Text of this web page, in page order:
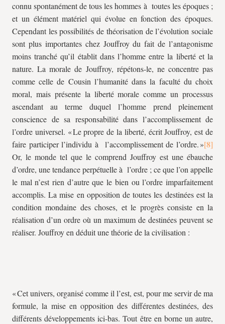
connu spontanément de tous les hommes à toutes les époques ;
et un élément matériel qui évolue en fonction des époques.
Cependant les possibilités de théorisation de l’évolution sociale
sont plus importantes chez Jouffroy du fait de l’antagonisme
moins tranché qu’il établit dans l’homme entre la liberté et la
nature. La morale de Jouffroy, répétons-le, ne concentre pas
comme celle de Cousin l’humanité dans la faculté du choix
moral, mais présente la liberté morale comme un processus
ascendant au terme duquel l’homme prend pleinement
conscience de sa responsabilité dans l’accomplissement de
l’ordre universel. « Le propre de la liberté, écrit Jouffroy, est de
faire participer l’individu à l’accomplissement de l’ordre. »
Or, le monde tel que le comprend Jouffroy est une ébauche
d’ordre, une tendance perpétuelle à l’ordre ; ce que l’on appelle
le mal n’est rien d’autre que le bien ou l’ordre imparfaitement
accomplis. La mise en opposition de toutes les destinées est la
condition mondaine des choses, et le progrès consiste en la
réalisation d’un ordre où un maximum de destinées peuvent se
réaliser. Jouffroy en déduit une théorie de la civilisation :
« Cet univers, organisé comme il l’est, est, pour me servir de ma
formule, la mise en opposition des différentes destinées, des
différents développements ici-bas. Tout être en borne un autre,